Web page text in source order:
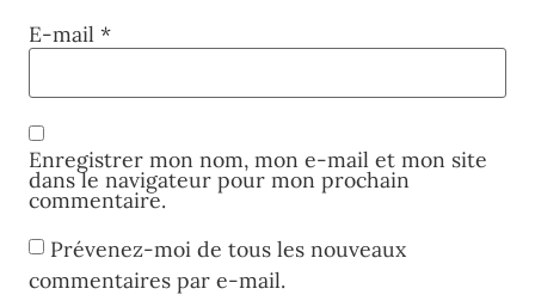
E-mail *
Enregistrer mon nom, mon e-mail et mon site
dans le navigateur pour mon prochain
commentaire.
Prévenez-moi de tous les nouveaux
commentaires par e-mail.